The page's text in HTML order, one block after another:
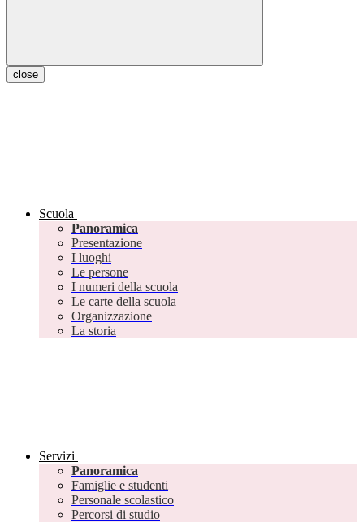
close
Scuola
Panoramica
Presentazione
I luoghi
Le persone
I numeri della scuola
Le carte della scuola
Organizzazione
La storia
Servizi
Panoramica
Famiglie e studenti
Personale scolastico
Percorsi di studio